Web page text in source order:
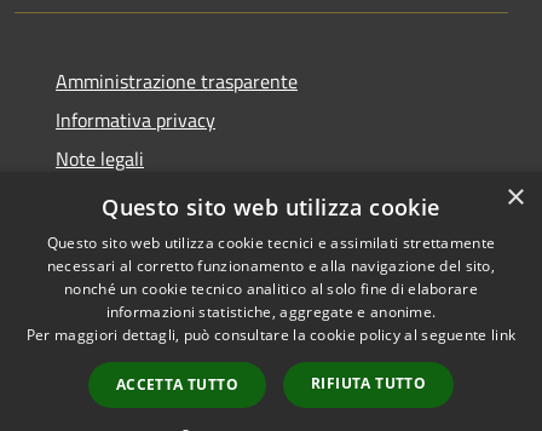
Amministrazione trasparente
Informativa privacy
Note legali
Dichiarazione di accessibilità
Accessibilità
Copyright © 2026 • Comune di
Castiglione della Pescaia •
Powered byMunicipium
Accesso redazione
×
Questo sito web utilizza cookie
Questo sito web utilizza cookie tecnici e assimilati strettamente
necessari al corretto funzionamento e alla navigazione del sito,
nonché un cookie tecnico analitico al solo fine di elaborare
informazioni statistiche, aggregate e anonime.
Per maggiori dettagli, può consultare la cookie policy al seguente link
ACCETTA TUTTO RIFIUTA TUTTO